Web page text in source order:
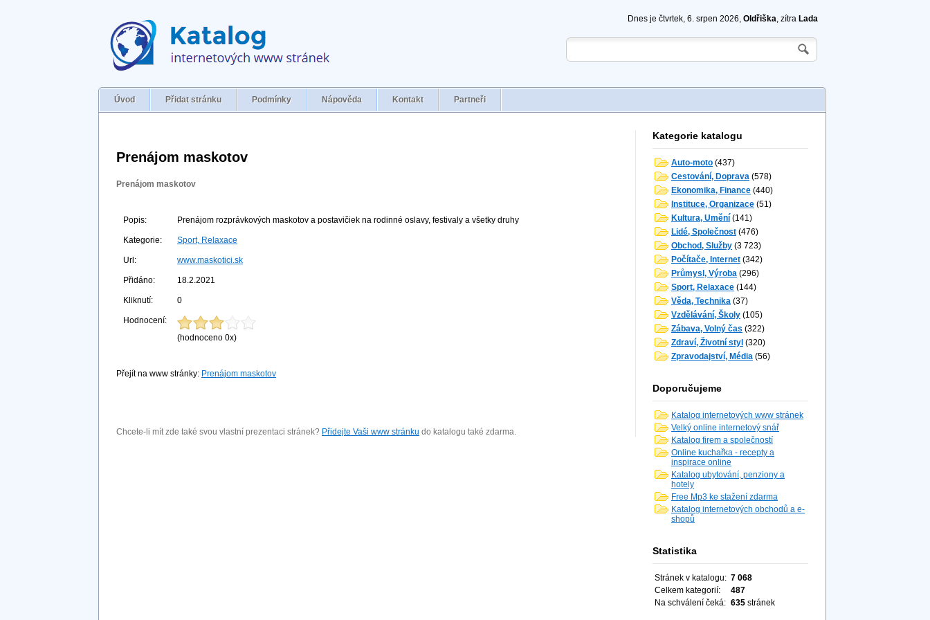
Dnes je čtvrtek, 6. srpen 2026, Oldřiška, zítra Lada
Úvod Přidat stránku Podmínky Nápověda Kontakt Partneři
Prenájom maskotov
Prenájom maskotov
Popis: Prenájom rozprávkových maskotov a postavičiek na rodinné oslavy, festivaly a všetky druhy
Kategorie: Sport, Relaxace
Url: www.maskotici.sk
Přidáno: 18.2.2021
Kliknutí: 0
Hodnocení:
(hodnoceno 0x)
Přejít na www stránky: Prenájom maskotov
Chcete-li mít zde také svou vlastní prezentaci stránek? Přidejte Vaši www stránku do katalogu také zdarma.
Kategorie katalogu
Auto-moto (437)
Cestování, Doprava (578)
Ekonomika, Finance (440)
Instituce, Organizace (51)
Kultura, Umění (141)
Lidé, Společnost (476)
Obchod, Služby (3 723)
Počítače, Internet (342)
Průmysl, Výroba (296)
Sport, Relaxace (144)
Věda, Technika (37)
Vzdělávání, Školy (105)
Zábava, Volný čas (322)
Zdraví, Životní styl (320)
Zpravodajství, Média (56)
Doporučujeme
Katalog internetových www stránek
Velký online internetový snář
Katalog firem a společností
Online kuchařka - recepty a
inspirace online
Katalog ubytování, penziony a
hotely
Free Mp3 ke stažení zdarma
Katalog internetových obchodů a e-
shopů
Statistika
Stránek v katalogu: 7 068
Celkem kategorií:
487
Na schválení čeká: 635 stránek